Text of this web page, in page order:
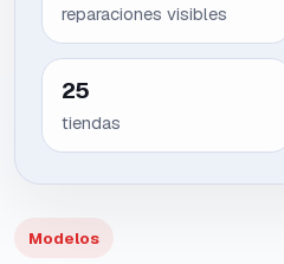
reparaciones visibles
25
tiendas
Modelos